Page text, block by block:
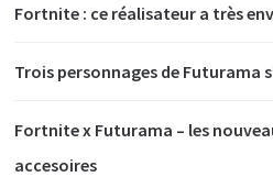
Fortnite : ce réalisateur a très
Trois personnages de Futurama
Fortnite x Futurama – les
accesoires